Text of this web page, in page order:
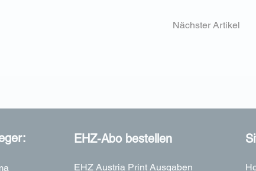
Nächster Artikel
EHZ-Abo bestellen
EHZ Austria Print Ausgaben